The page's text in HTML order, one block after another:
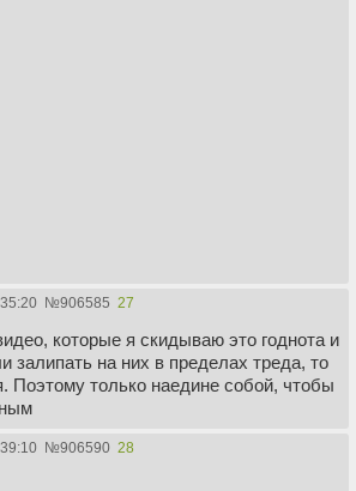
№906585 27
которые я скидываю это годнота и
залипать на них в пределах треда, то
Поэтому только наедине собой, чтобы
№906590 28